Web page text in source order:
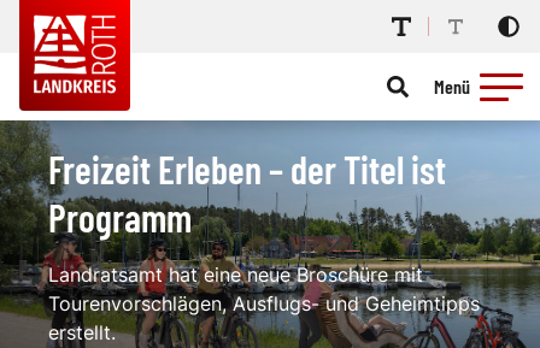
Menü
Freizeit Erleben – der Titel ist
Programm
Landratsamt hat eine neue Broschüre mit
Tourenvorschlägen, Ausflugs- und Geheimtipps
erstellt.